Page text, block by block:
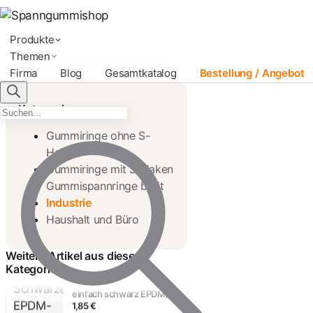
Produkte
Themen
Firma
Blog Gesamtkatalog Bestellung / Angebot
Kategorien
Gummiringe ohne S-
Haken
Gummiringe mit S-Haken
Gummispannringe breit
Industrie
Haushalt und Büro
Weitere Artikel aus dieser
Kategorie
Gummistroppen L 285 mm
schwarz EPDM/3 - 100
Stück
Gummistroppen L 280 mm
einfach schwarz EPDM/1 -
100 Stück
1,85 €